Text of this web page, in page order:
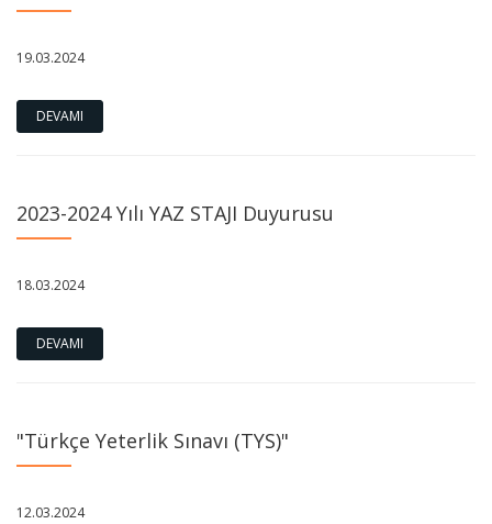
19.03.2024
DEVAMI
2023-2024 Yılı YAZ STAJI Duyurusu
18.03.2024
DEVAMI
"Türkçe Yeterlik Sınavı (TYS)"
12.03.2024